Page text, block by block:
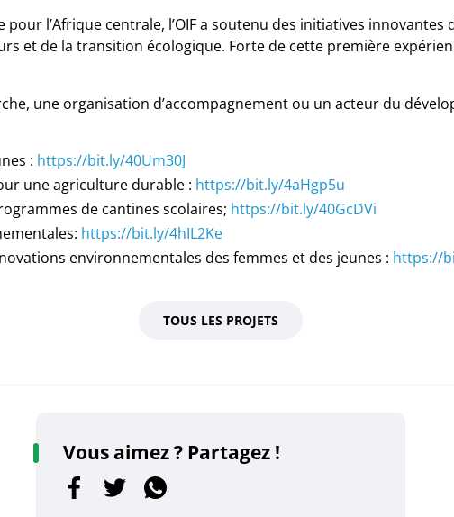
l’Afrique centrale, l’OIF a soutenu des initiatives
et de la transition écologique. Forte de cette première
une organisation d’accompagnement ou un acteur du
: https://bit.ly/40Um30J
une agriculture durable : https://bit.ly/4aHgp5u
de cantines scolaires; https://bit.ly/40GcDVi
https://bit.ly/4hIL2Ke
environnementales des femmes et des jeunes : https://
TOUS LES PROJETS
Vous aimez ? Partagez !